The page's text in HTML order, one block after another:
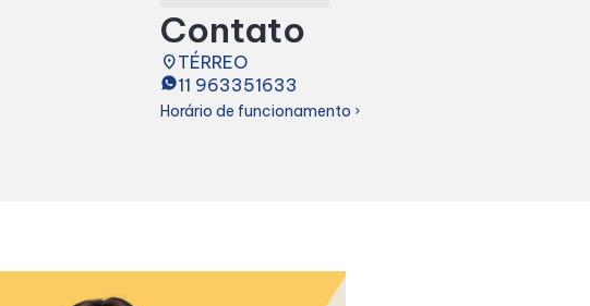
Contato
placeTÉRREO
11 963351633
Horário de funcionamento chevron_right